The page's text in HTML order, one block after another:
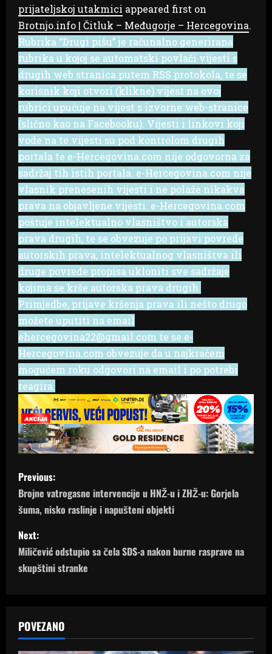
prijateljskoj utakmici appeared first on
Brotnjo.info | Čitluk – Međugorje – Hercegovina.
Rubrika “Drugi pišu” je računalno generirana
rubrika u kojoj se automatski povlači vijesti s
drugih web stranica putem RSS protokola, te se
korisnik koji otvori (klikne) vijest na ovoj
rubrici upućuje na vijest s izvorne web-stranice
(slično kao na Facebooku). Vijesti i linkovi koji
vode na te vijesti su pod kontrolom drugih
portala te e-Hercegovina.com nije odgovorna za
sadržaj tih istih portala. e-Hercegovina.com nije
vlasnik prenesenih vijesti i ne polaže nikakva
prava na objavljene vijesti. e-Hercegovina.com
poštuje intelektualno vlasništvo i autorska
prava drugih, te se obvezuje po prijavi povrede
autorskih prava, intelektualnog vlasništva ili
druge povrede propisa ukloniti sve sadržaje
kojima se krše autorska prava drugih.
Primjedbe, prijave kršenja prava ili nešto drugo
možete uputiti na email
ehercegovina22@gmail.com te se e-
Hercegovina.com obvezuje da u najkraćem
mogućem roku odgovori na email i po potrebi
reagira.
P
o
s
t
n
v
Previous:
Brojne vatrogasne intervencije u HNŽ-u i ZHŽ-u: Gorjela
šuma, nisko raslinje i napušteni objekti
Next:
Miličević odstupio sa čela SDS-a nakon burne rasprave na
skupštini stranke
POVEZANO